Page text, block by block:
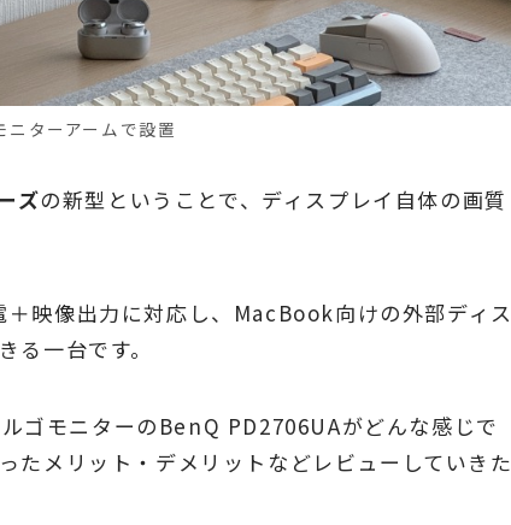
ニターアームで設置
ズの新型ということで、ディスプレイ自体の画質
映像出力に対応し、MacBook向けの外部ディス
一台です。
ゴモニターのBenQ PD2706UAがどんな感じで
たメリット・デメリットなどレビューしていきた